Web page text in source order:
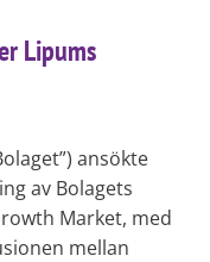
Lipums
ansökte
av Bolagets
Market, med
mellan